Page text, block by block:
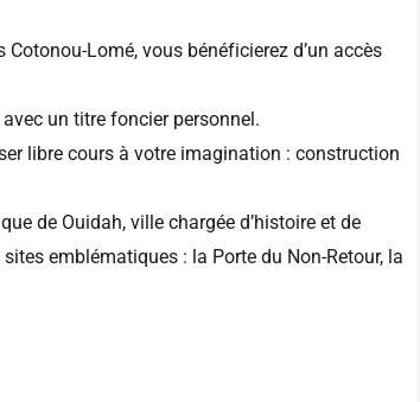
Lomé, vous bénéficierez d’un accès
un titre foncier personnel.
libre cours à votre imagination : construction
de Ouidah, ville chargée d’histoire et de
emblématiques : la Porte du Non-Retour, la